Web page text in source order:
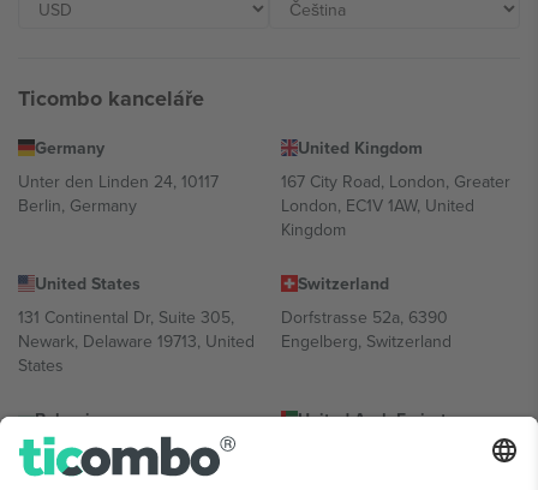
Ticombo kanceláře
Germany
Unter den Linden 24, 10117
Berlin, Germany
United Kingdom
167 City Road, London, Greater
London, EC1V 1AW, United
Kingdom
United States
131 Continental Dr, Suite 305,
Newark, Delaware 19713, United
States
Switzerland
Dorfstrasse 52a, 6390
Engelberg, Switzerland
Bulgaria
Regus Sofia City West, bul
Totleben 53-55, 1606 Sofia,
United Arab Emirates
UAE Dubai Silicon Oasis, DDP